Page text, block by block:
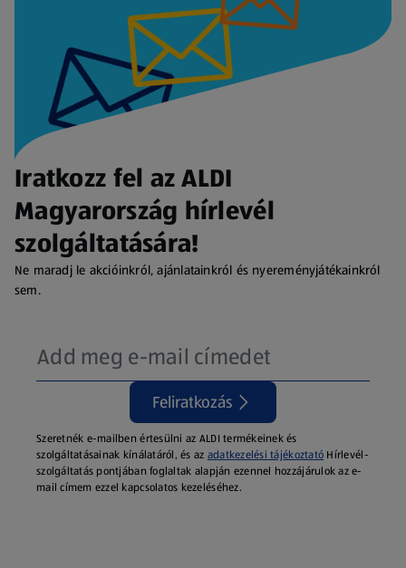
Iratkozz fel az ALDI
Magyarország hírlevél
szolgáltatására!
Ne maradj le akcióinkról, ajánlatainkról és nyereményjátékainkról
sem.
Feliratkozás
Szeretnék e-mailben értesülni az ALDI termékeinek és
szolgáltatásainak kínálatáról, és az adatkezelési tájékoztató Hírlevél-
szolgáltatás pontjában foglaltak alapján ezennel hozzájárulok az e-
mail címem ezzel kapcsolatos kezeléséhez.